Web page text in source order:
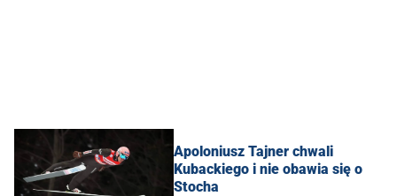
Apoloniusz Tajner chwali
Kubackiego i nie obawia się o
Stocha